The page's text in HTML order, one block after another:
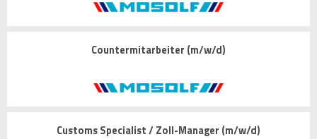
Countermitarbeiter (m/w/d)
Customs Specialist / Zoll-Manager (m/w/d)